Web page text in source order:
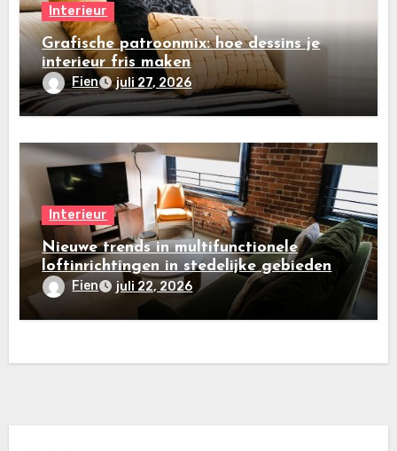
Interieur
Grafische patroonmix: hoe dessins je
interieur fris maken
Fien juli 27, 2026
Interieur
Nieuwe trends in multifunctionele
loftinrichtingen in stedelijke gebieden
Fien juli 22, 2026